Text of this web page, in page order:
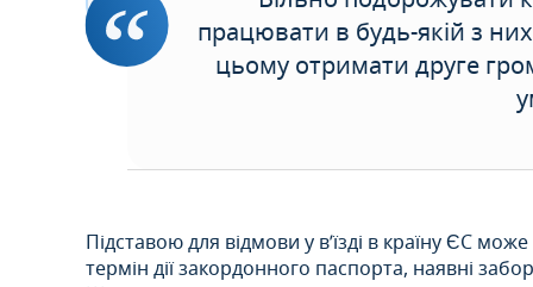
працювати в будь-якій з
цьому отримати друге
Підставою для відмови у в’їзді в країну ЄС
термін дії закордонного паспорта, наявні